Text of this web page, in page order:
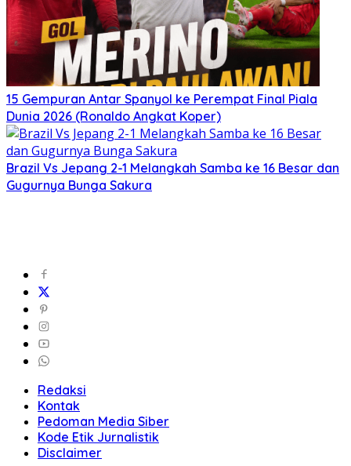
15 Gempuran Antar Spanyol ke Perempat Final Piala
Dunia 2026 (Ronaldo Angkat Koper)
Brazil Vs Jepang 2-1 Melangkah Samba ke 16 Besar dan
Gugurnya Bunga Sakura
Redaksi
Kontak
Pedoman Media Siber
Kode Etik Jurnalistik
Disclaimer